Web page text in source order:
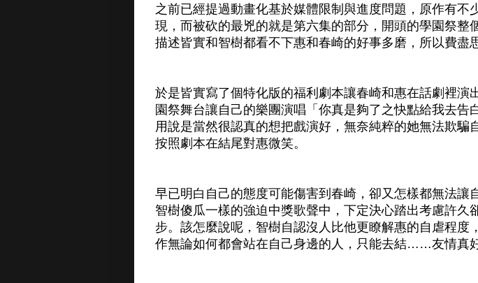
之前已經提過動畫化基於媒體限制與進度問題，原作有不
現，而被砍的最兇的就是第六集的部分，開頭的學園祭整
描述皆實和智樹都看不下惠和春崎的好事多磨，所以費盡
於是皆實寫了個特化版的福利劇本讓春崎和惠在話劇裡演
園祭舞台讓自己的樂團演唱「你真是夠了之快點給我去告
用說是當然很認真的想把戲演好，無奈純粹的她無法欺騙
按照劇本在結尾對惠微笑。
早已明白自己的態度可能傷害到春崎，卻又怎樣都無法讓
智樹傻瓜一樣的強迫中獎歌聲中，下定決心踏出考慮許久
步。該怎麼說呢，智樹自認沒人比他更瞭解惠的自虐程度
作無論如何都會站在自己身邊的人，只能去結……友情真